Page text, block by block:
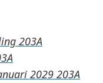
2029